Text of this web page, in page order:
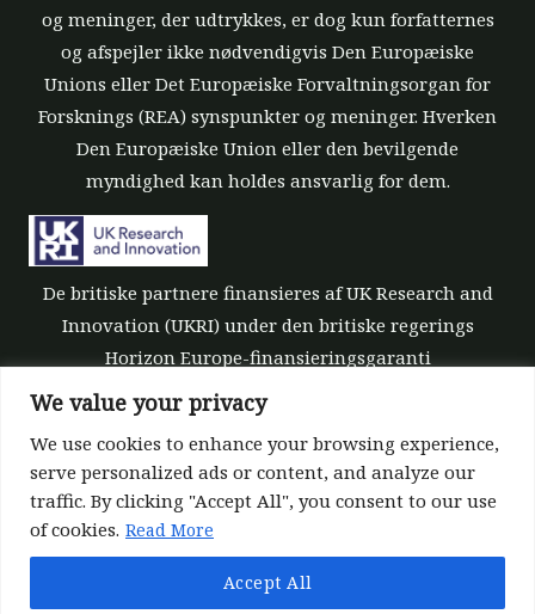
We value your privacy
We use cookies to enhance your browsing experience,
serve personalized ads or content, and analyze our
traffic. By clicking "Accept All", you consent to our use
of cookies. Read More
Accept All
og meninger, der udtrykkes, er dog kun forfatternes
og afspejler ikke nødvendigvis Den Europæiske
Unions eller Det Europæiske Forvaltningsorgan for
Forsknings (REA) synspunkter og meninger. Hverken
Den Europæiske Union eller den bevilgende
myndighed kan holdes ansvarlig for dem.
De britiske partnere finansieres af UK Research and
Innovation (UKRI) under den britiske regerings
Horizon Europe-finansieringsgaranti
[tilskudsnummer 10039700].
©All rights reserved 2022-2026 | ReForest project
Designed and Developed byEuroproject Ltd.